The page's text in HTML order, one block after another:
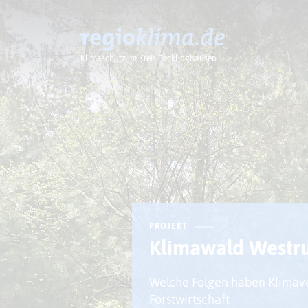
Klimaschutz im Kreis Recklinghausen
Klima im Kreis
PROJEKT
Klimawald
Welche Folgen haben
Forstwirtschaft